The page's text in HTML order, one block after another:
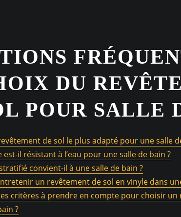
DU
POUR SALLE
de sol le plus adapté pour une salle
est-il résistant à l’eau pour une salle de bain ?
convient-il à une salle de bain ?
un revêtement de sol en vinyle dans
critères à prendre en compte pour choisir
?